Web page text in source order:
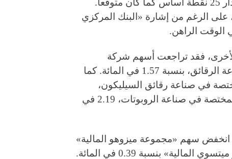
الفيدرالي (المركزي الأميركي)» أسعار الفائدة بمقدار 25 نقطة أساس كما كان متوقعاً.
على الرغم من إشارة «البنك المركزي
الوقت الراهن.
فقد تراجعت أسهم شركة
«طوكيو إلكترون»، المختصة في تصنيع معدات صناعة الرقائق، بنسبة 1.57 في المائة. كما
في صناعة رقائق السيليكون،
بنسبة 3.94 في المائة، وخسرت شركة «فانوك»، المختصة في صناعة الروبوتات، 2.19 في
انخفض سهم «مجموعة ميزوهو المالية»
بنسبة 1.14 في المائة، وسهم «مجموعة سوميتومو ميتسوي المالية» بنسبة 0.39 في المائة.